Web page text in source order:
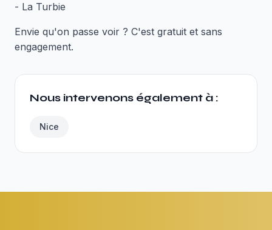
- La Turbie
Envie qu'on passe voir ? C'est gratuit et sans
engagement.
Nous intervenons également à :
Nice